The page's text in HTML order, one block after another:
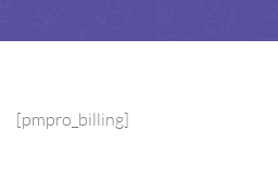
[pmpro_billing]